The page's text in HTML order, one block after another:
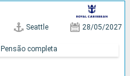
Seattle 28/05/2027
Pensão completa